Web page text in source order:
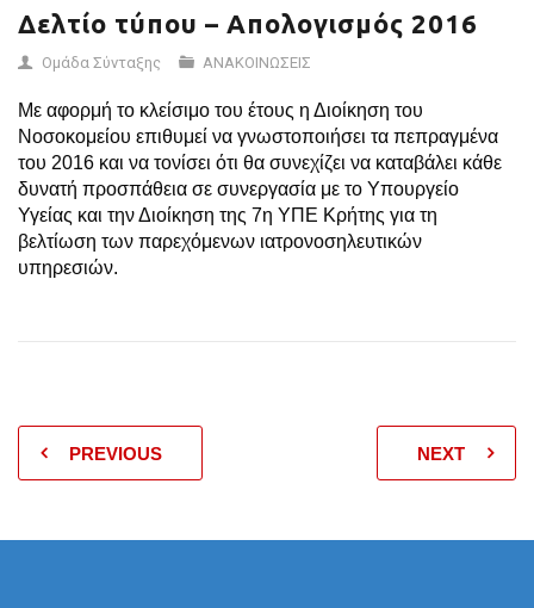
Δελτίο τύπου – Απολογισμός 2016
Ομάδα Σύνταξης ΑΝΑΚΟΙΝΩΣΕΙΣ
Με αφορμή το κλείσιμο του έτους η Διοίκηση του
Νοσοκομείου επιθυμεί να γνωστοποιήσει τα πεπραγμένα
του 2016 και να τονίσει ότι θα συνεχίζει να καταβάλει κάθε
δυνατή προσπάθεια σε συνεργασία με το Υπουργείο
Υγείας και την Διοίκηση της 7η ΥΠΕ Κρήτης για τη
βελτίωση των παρεχόμενων ιατρονοσηλευτικών
υπηρεσιών.
PREVIOUS NEXT